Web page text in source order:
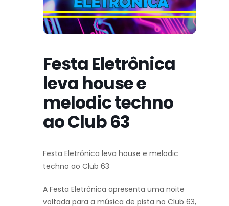
Festa Eletrônica
leva house e
melodic techno
ao Club 63
Festa Eletrônica leva house e melodic
techno ao Club 63
A Festa Eletrônica apresenta uma noite
voltada para a música de pista no Club 63,